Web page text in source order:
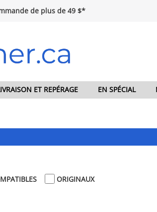
de plus de 49 $*
ET REPÉRAGE EN SPÉCIAL
ORIGINAUX